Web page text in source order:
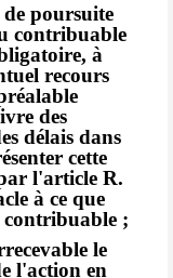
poursuite
contribuable
à
recours
des
délais dans
cette
l'article R.
à ce que
contribuable ;
le
l'action en